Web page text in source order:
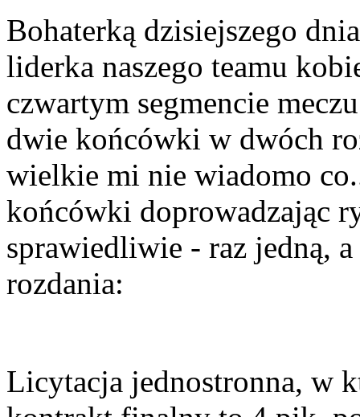
Bohaterką dzisiejszego
liderka naszego teamu
czwartym segmencie
dwie końcówki w dwóch
wielkie mi nie wiadomo
końcówki doprowadzając
sprawiedliwie - raz jedną,
rozdania:
Licytacja jednostronna, w